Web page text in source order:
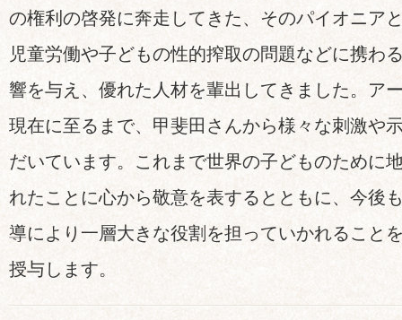
の権利の啓発に奔走してきた、そのパイオニア
児童労働や子どもの性的搾取の問題などに携わ
響を与え、優れた人材を輩出してきました。ア
現在に至るまで、甲斐田さんから様々な刺激や
だいています。これまで世界の子どものために
れたことに心から敬意を表するとともに、今後
導により一層大きな役割を担っていかれること
授与します。